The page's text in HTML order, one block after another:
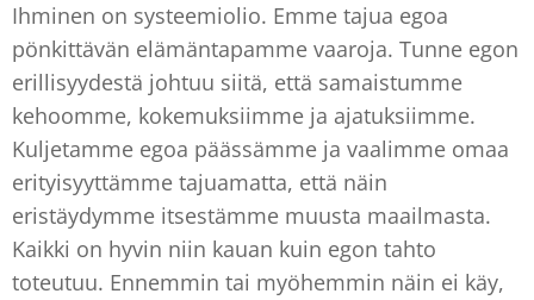
Ihminen on systeemiolio. Emme tajua egoa
pönkittävän elämäntapamme vaaroja. Tunne egon
erillisyydestä johtuu siitä, että samaistumme
kehoomme, kokemuksiimme ja ajatuksiimme.
Kuljetamme egoa päässämme ja vaalimme omaa
erityisyyttämme tajuamatta, että näin
eristäydymme itsestämme muusta maailmasta.
Kaikki on hyvin niin kauan kuin egon tahto
toteutuu. Ennemmin tai myöhemmin näin ei käy,